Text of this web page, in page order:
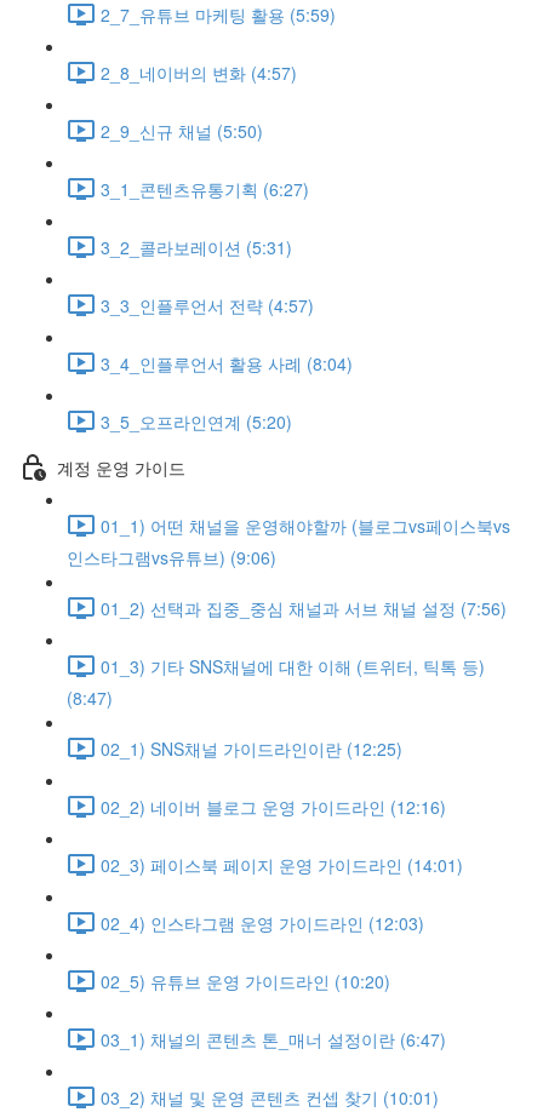
2_7_유튜브 마케팅 활용 (5:59)
2_8_네이버의 변화 (4:57)
2_9_신규 채널 (5:50)
3_1_콘텐츠유통기획 (6:27)
3_2_콜라보레이션 (5:31)
3_3_인플루언서 전략 (4:57)
3_4_인플루언서 활용 사례 (8:04)
3_5_오프라인연계 (5:20)
계정 운영 가이드
01_1) 어떤 채널을 운영해야할까 (블로그vs페이스북vs
인스타그램vs유튜브) (9:06)
01_2) 선택과 집중_중심 채널과 서브 채널 설정 (7:56)
01_3) 기타 SNS채널에 대한 이해 (트위터, 틱톡 등)
(8:47)
02_1) SNS채널 가이드라인이란 (12:25)
02_2) 네이버 블로그 운영 가이드라인 (12:16)
02_3) 페이스북 페이지 운영 가이드라인 (14:01)
02_4) 인스타그램 운영 가이드라인 (12:03)
02_5) 유튜브 운영 가이드라인 (10:20)
03_1) 채널의 콘텐츠 톤_매너 설정이란 (6:47)
03_2) 채널 및 운영 콘텐츠 컨셉 찾기 (10:01)